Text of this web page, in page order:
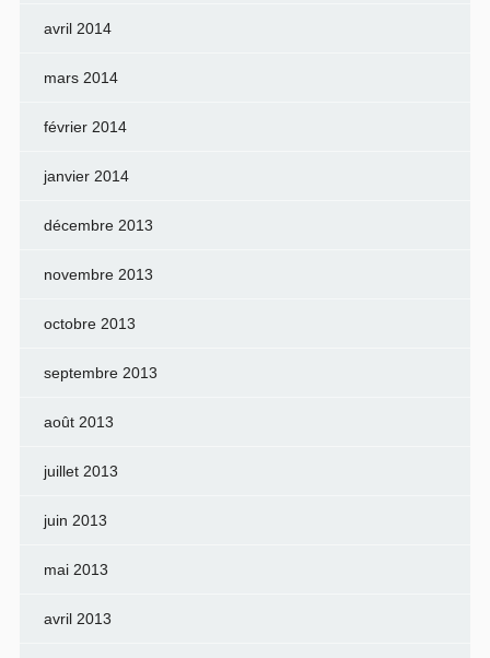
avril 2014
mars 2014
février 2014
janvier 2014
décembre 2013
novembre 2013
octobre 2013
septembre 2013
août 2013
juillet 2013
juin 2013
mai 2013
avril 2013